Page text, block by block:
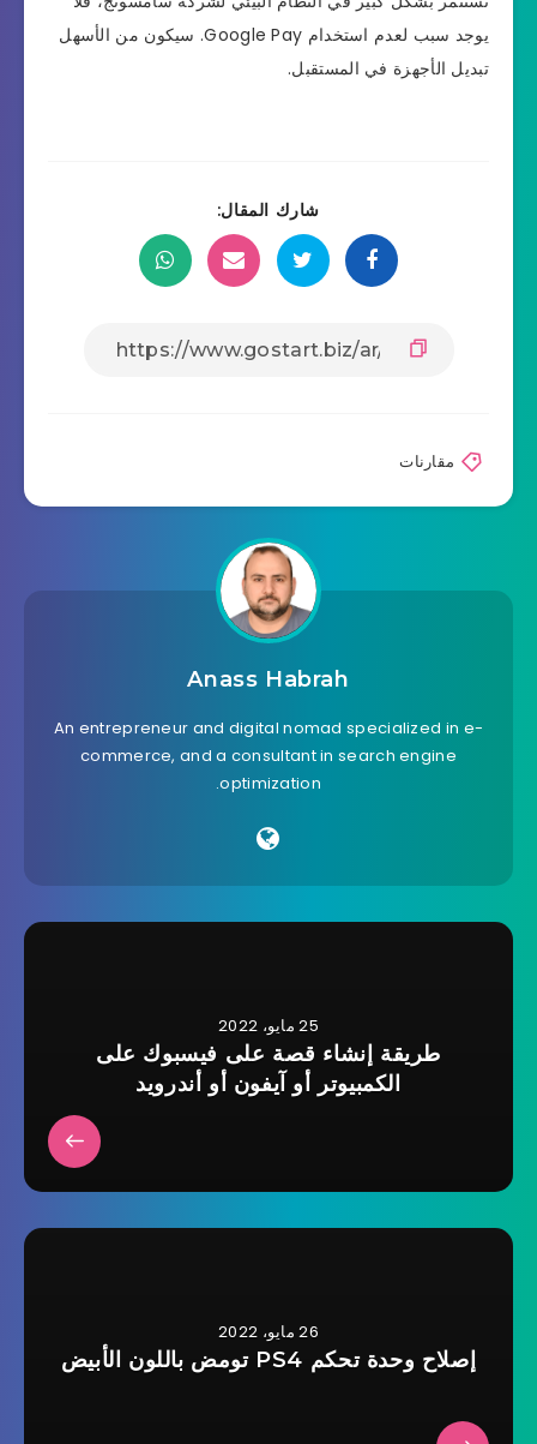
يوجد سبب لعدم استخدام Google Pay. سيكون من الأسهل
تبديل الأجهزة في المستقبل.
شارك المقال:
مقارنات
Anass Habrah
An entrepreneur and digital nomad specialized in e-
commerce, and a consultant in search engine
optimization.
25 مايو، 2022
طريقة إنشاء قصة على فيسبوك على
الكمبيوتر أو آيفون أو أندرويد
26 مايو، 2022
إصلاح وحدة تحكم PS4 تومض باللون الأبيض